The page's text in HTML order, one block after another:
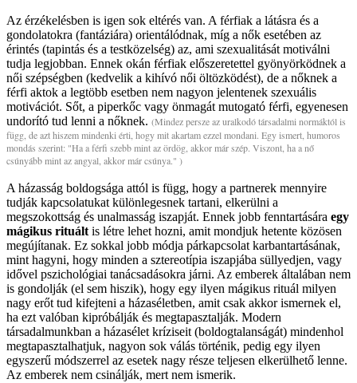
Az érzékelésben is igen sok eltérés van. A férfiak a látásra és a
gondolatokra (fantáziára) orientálódnak, míg a nők esetében az
érintés (tapintás és a testközelség) az, ami szexualitását motiválni
tudja legjobban. Ennek okán férfiak előszeretettel gyönyörködnek a
női szépségben (kedvelik a kihívó női öltözködést), de a nőknek a
férfi aktok a legtöbb esetben nem nagyon jelentenek szexuális
motivációt. Sőt, a piperkőc vagy önmagát mutogató férfi, egyenesen
undorító tud lenni a nőknek. (Mindez persze az uralkodó társadalmi normáktól is
függ, de azt hiszem mindenki érti, hogy mit akartam ezzel mondani. Egy ismert, humoros
mondás szerint: "Ha a férfi szebb mint az ördög, akkor már szép. Viszont, ha a nő
csúnyább mint az angyal, akkor már csúnya." )
A házasság boldogsága attól is függ, hogy a partnerek mennyire
tudják kapcsolatukat különlegesnek tartani, elkerülni a
megszokottság és unalmasság iszapját. Ennek jobb fenntartására egy
mágikus rituált is létre lehet hozni, amit mondjuk hetente közösen
megújítanak. Ez sokkal jobb módja párkapcsolat karbantartásának,
mint hagyni, hogy minden a sztereotípia iszapjába süllyedjen, vagy
idővel pszichológiai tanácsadásokra járni. Az emberek általában nem
is gondolják (el sem hiszik), hogy egy ilyen mágikus rituál milyen
nagy erőt tud kifejteni a házaséletben, amit csak akkor ismernek el,
ha ezt valóban kipróbálják és megtapasztalják. Modern
társadalmunkban a házasélet kríziseit (boldogtalanságát) mindenhol
megtapasztalhatjuk, nagyon sok válás történik, pedig egy ilyen
egyszerű módszerrel az esetek nagy része teljesen elkerülhető lenne.
Az emberek nem csinálják, mert nem ismerik.